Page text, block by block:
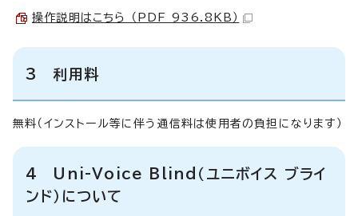
操作説明はこちら （PDF 936.8KB）
3 利用料
無料（インストール等に伴う通信料は使用者の負担になります）
4 Uni-Voice Blind（ユニボイス ブライ
ンド）について